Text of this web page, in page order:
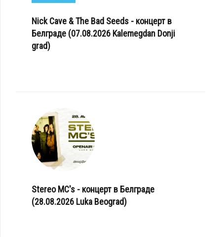
Nick Cave & The Bad Seeds - концерт в
Белграде (07.08.2026 Kalemegdan Donji
grad)
Stereo MC's - концерт в Белграде
(28.08.2026 Luka Beograd)